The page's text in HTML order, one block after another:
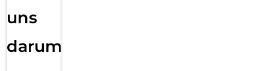
uns
darum!